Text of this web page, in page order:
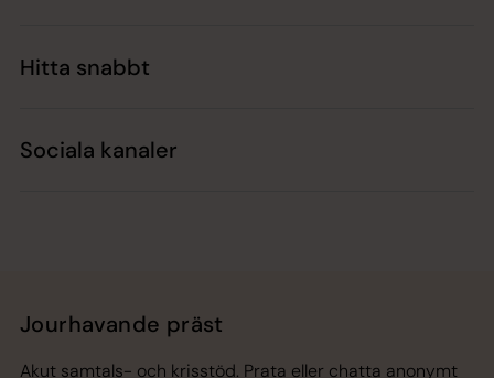
Hitta snabbt
Sociala kanaler
Jourhavande präst
Akut samtals- och krisstöd. Prata eller chatta anonymt